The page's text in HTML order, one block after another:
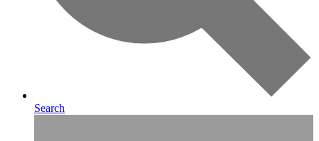
Search